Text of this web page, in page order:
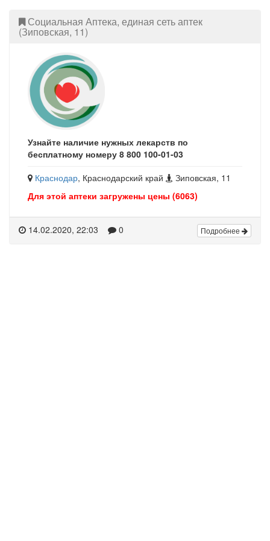
Социальная Аптека, единая сеть аптек
(Зиповская, 11)
Узнайте наличие нужных лекарств по
бесплатному номеру 8 800 100-01-03
Краснодар, Краснодарский край
Зиповская, 11
Для этой аптеки загружены цены (6063)
14.02.2020, 22:03 0 Подробнее